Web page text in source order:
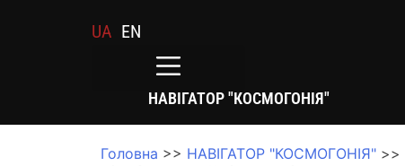
UA EN
НАВІГАТОР "КОСМОГОНІЯ"
Головна >> НАВІГАТОР "КОСМОГОНІЯ" >>